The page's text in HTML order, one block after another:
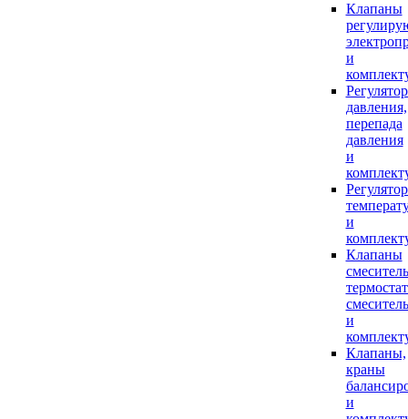
Клапаны
и
давления,
перепада
давления
и
и
Клапаны
и
Клапаны,
краны
и